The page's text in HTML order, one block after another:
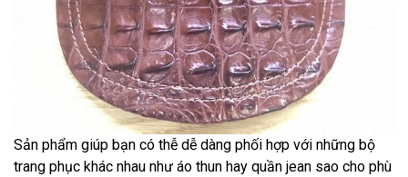
Sản phẩm giúp bạn có thễ dễ dàng phối hợp với những bộ
trang phục khác nhau như áo thun hay quần jean sao cho phù